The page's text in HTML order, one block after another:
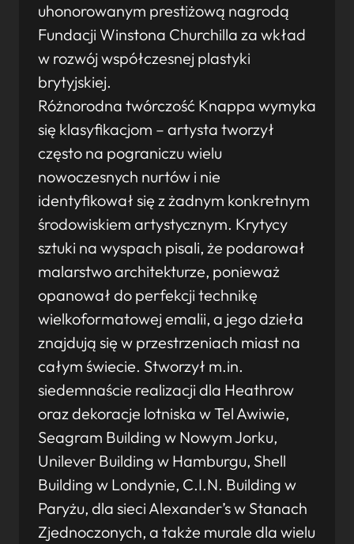
uhonorowanym prestiżową nagrodą
Fundacji Winstona Churchilla za wkład
w rozwój współczesnej plastyki
brytyjskiej.
Różnorodna twórczość Knappa wymyka
się klasyfikacjom – artysta tworzył
często na pograniczu wielu
nowoczesnych nurtów i nie
identyfikował się z żadnym konkretnym
środowiskiem artystycznym. Krytycy
sztuki na wyspach pisali, że podarował
malarstwo architekturze, ponieważ
opanował do perfekcji technikę
wielkoformatowej emalii, a jego dzieła
znajdują się w przestrzeniach miast na
całym świecie. Stworzył m.in.
siedemnaście realizacji dla Heathrow
oraz dekoracje lotniska w Tel Awiwie,
Seagram Building w Nowym Jorku,
Unilever Building w Hamburgu, Shell
Building w Londynie, C.I.N. Building w
Paryżu, dla sieci Alexander’s w Stanach
Zjednoczonych, a także murale dla wielu